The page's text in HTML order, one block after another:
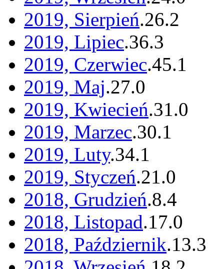
2019, Sierpień.26.2
2019, Lipiec.36.3
2019, Czerwiec.45.1
2019, Maj.27.0
2019, Kwiecień.31.0
2019, Marzec.30.1
2019, Luty.34.1
2019, Styczeń.21.0
2018, Grudzień.8.4
2018, Listopad.17.0
2018, Październik.13.3